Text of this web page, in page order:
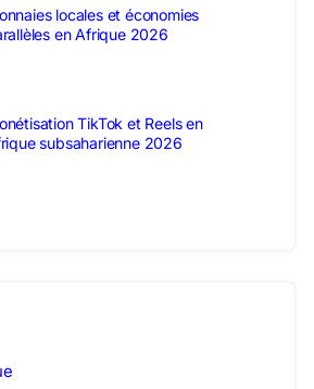
locales et économies
en Afrique 2026
TikTok et Reels en
subsaharienne 2026